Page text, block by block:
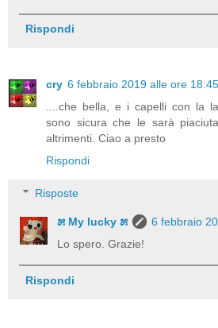
Rispondi
cry 6 febbraio 2019 alle ore 18:45
....che bella, e i capelli con la
sono sicura che le sarà
altrimenti. Ciao a presto
Rispondi
Risposte
೫ My lucky ೫
6 febbraio
Lo spero. Grazie!
Rispondi